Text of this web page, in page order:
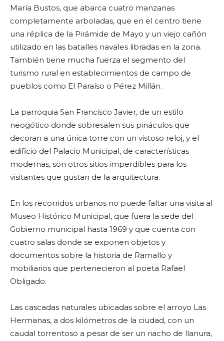
María Bustos, que abarca cuatro manzanas
completamente arboladas, que en el centro tiene
una réplica de la Pirámide de Mayo y un viejo cañón
utilizado en las batalles navales libradas en la zona.
También tiene mucha fuerza el segmento del
turismo rural en establecimientos de campo de
pueblos como El Paraíso o Pérez Millán.
La parroquia San Francisco Javier, de un estilo
neogótico donde sobresalen sus pináculos que
decoran a una única torre con un vistoso reloj, y el
edificio del Palacio Municipal, de características
modernas, son otros sitios imperdibles para los
visitantes que gustan de la arquitectura.
En los recorridos urbanos no puede faltar una visita al
Museo Histórico Municipal, que fuera la sede del
Gobierno municipal hasta 1969 y que cuenta con
cuatro salas donde se exponen objetos y
documentos sobre la historia de Ramallo y
mobiliarios que pertenecieron al poeta Rafael
Obligado.
Las cascadas naturales ubicadas sobre el arroyo Las
Hermanas, a dos kilómetros de la ciudad, con un
caudal torrentoso a pesar de ser un riacho de llanura,